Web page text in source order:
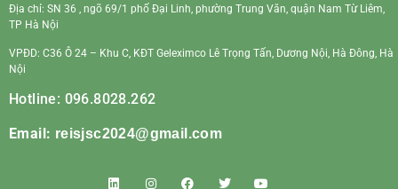
Địa chỉ: SN 36 , ngõ 69/1 phố Đại Linh, phường Trung Văn, quận Nam Từ Liêm,
TP Hà Nội
VPĐD: C36 Ô 24 – Khu C, KĐT Geleximco Lê Trọng Tấn, Dương Nội, Hà Đông, Hà
Nội
Hotline: 096.8028.262
Email: reisjsc2024@gmail.com